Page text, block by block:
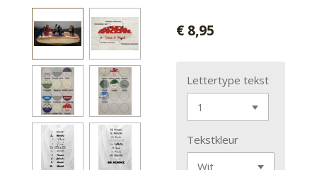
€ 8,95
Lettertype tekst
Tekstkleur